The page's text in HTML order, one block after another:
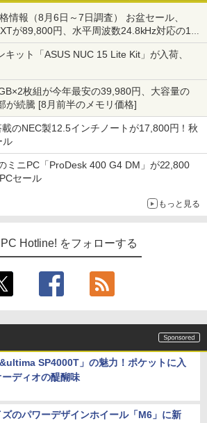
情報（8月6日～7日調査） お盆セール、
が89,800円、水平周波数24.8kHz対応の17
円、暑さ指数連動セール ほか
キット「ASUS NUC 15 Lite Kit」が入荷、
枚組が今年最安の39,980円、大容量の
が続騰 [8月前半のメモリ価格]
のNEC製12.5インチノートが17,800円！秋
ル
ミニPC「ProDesk 400 G4 DM」が22,800
セール
もっと見る
Hotline! をフォローする
SP4000T」の魅力！ポケットに入
ーディオの醍醐味
ズのパワーデザインホイール「M6」に新